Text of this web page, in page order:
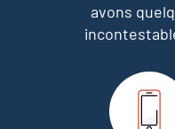
avons